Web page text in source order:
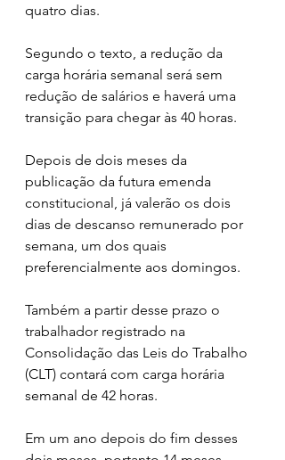
quatro dias.
Segundo o texto, a redução da
carga horária semanal será sem
redução de salários e haverá uma
transição para chegar às 40 horas.
Depois de dois meses da
publicação da futura emenda
constitucional, já valerão os dois
dias de descanso remunerado por
semana, um dos quais
preferencialmente aos domingos.
Também a partir desse prazo o
trabalhador registrado na
Consolidação das Leis do Trabalho
(CLT) contará com carga horária
semanal de 42 horas.
Em um ano depois do fim desses